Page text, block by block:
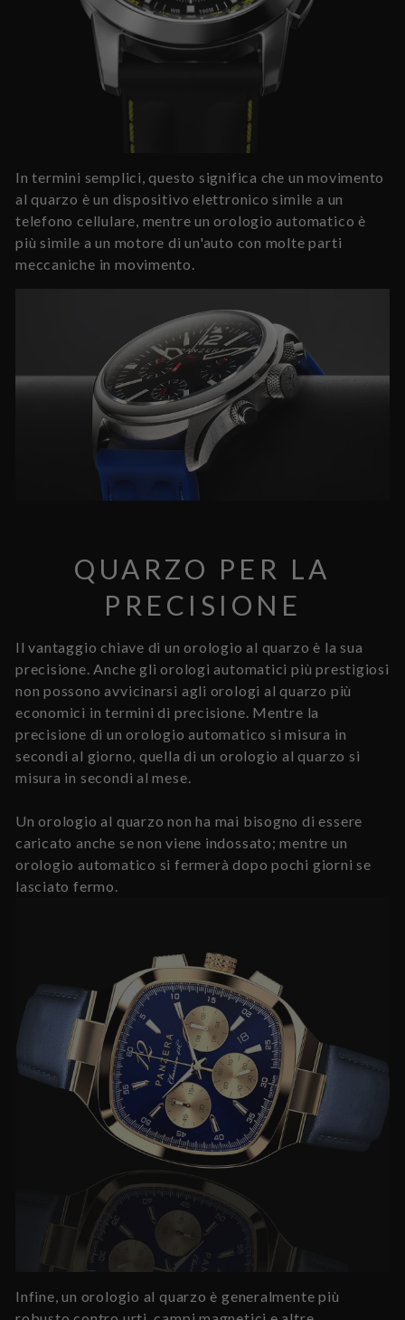
In termini semplici, questo significa che un movimento
al quarzo è un dispositivo elettronico simile a un
telefono cellulare, mentre un orologio automatico è
più simile a un motore di un'auto con molte parti
meccaniche in movimento.
QUARZO PER LA
PRECISIONE
Il vantaggio chiave di un orologio al quarzo è la sua
precisione. Anche gli orologi automatici più prestigiosi
non possono avvicinarsi agli orologi al quarzo più
economici in termini di precisione. Mentre la
precisione di un orologio automatico si misura in
secondi al giorno, quella di un orologio al quarzo si
misura in secondi al mese.
Un orologio al quarzo non ha mai bisogno di essere
caricato anche se non viene indossato; mentre un
orologio automatico si fermerà dopo pochi giorni se
lasciato fermo.
Infine, un orologio al quarzo è generalmente più